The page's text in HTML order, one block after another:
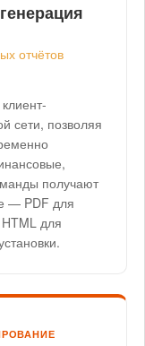
отчётов
сети, позволяя
получают
— PDF для
для